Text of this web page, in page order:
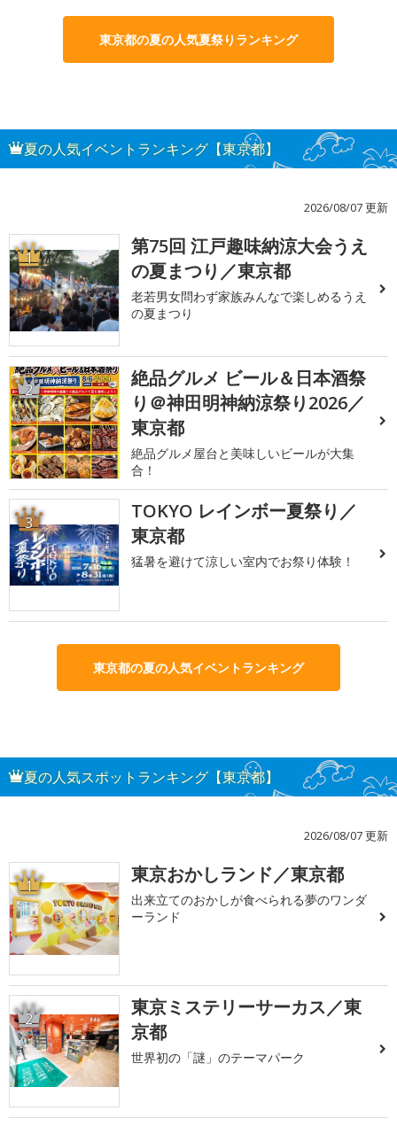
東京都の夏の人気夏祭りランキング
夏の人気イベントランキング【東京都】
2026/08/07 更新
1
第75回 江戸趣味納涼大会うえ
の夏まつり／東京都
老若男女問わず家族みんなで楽しめるうえ
の夏まつり
2
絶品グルメ ビール＆日本酒祭
り＠神田明神納涼祭り2026／
東京都
絶品グルメ屋台と美味しいビールが大集
合！
3
TOKYO レインボー夏祭り／
東京都
猛暑を避けて涼しい室内でお祭り体験！
東京都の夏の人気イベントランキング
夏の人気スポットランキング【東京都】
2026/08/07 更新
1 東京おかしランド／東京都
出来立てのおかしが食べられる夢のワンダ
ーランド
2
東京ミステリーサーカス／東
京都
世界初の「謎」のテーマパーク